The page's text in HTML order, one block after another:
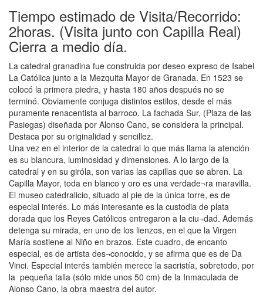
Tiempo estimado de Visita/Recorrido:
2horas. (Visita junto con Capilla Real)
Cierra a medio día.
La catedral granadina fue construida por deseo expreso de Isabel
La Católica junto a la Mezquita Mayor de Granada. En 1523 se
colocó la primera piedra, y hasta 180 años después no se
terminó. Obviamente conjuga distintos estilos, desde el más
puramente renacentista al barroco. La fachada Sur, (Plaza de las
Pasiegas) diseñada por Alonso Cano, se considera la principal.
Destaca por su originalidad y sencillez.
Una vez en el interior de la catedral lo que más llama la atención
es su blancura, luminosidad y dimensiones. A lo largo de la
catedral y en su giróla, son varias las capillas que se abren. La
Capilla Mayor, toda en blanco y oro es una verdade¬ra maravilla.
El museo catedralicio, situado al pie de la única torre, es de
especial interés. Lo más interesante es la custodia de plata
dorada que los Reyes Católicos entregaron a la ciu¬dad. Además
detenga su mirada, en uno de los lienzos, en el que la Virgen
María sostiene al Niño en brazos. Este cuadro, de encanto
especial, es de artista des¬conocido, y se afirma que es de Da
Vinci. Especial interés también merece la sacristía, sobretodo, por
la pequeña talla (sólo mide unos 50 cm) de la Inmaculada de
Alonso Cano, la obra maestra del autor.